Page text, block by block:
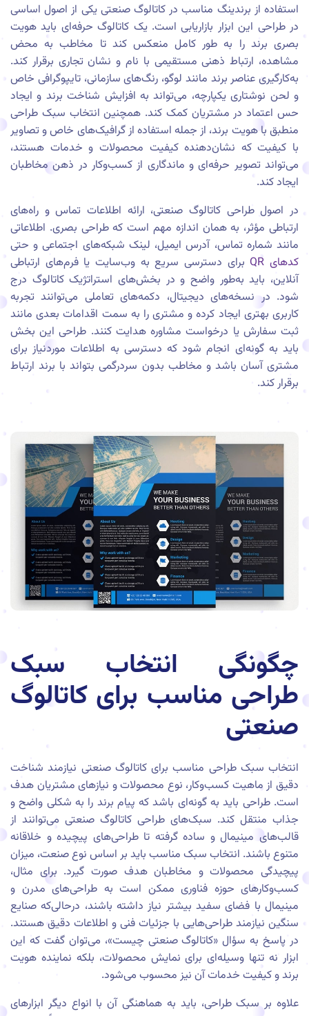
استفاده از برندینگ مناسب در کاتالوگ صنعتی یکی از اصول اساسی
در طراحی این ابزار بازاریابی است. یک کاتالوگ حرفه‌ای باید هویت
بصری برند را به طور کامل منعکس کند تا مخاطب به محض
مشاهده، ارتباط ذهنی مستقیمی با نام و نشان تجاری برقرار کند.
به‌کارگیری عناصر برند مانند لوگو، رنگ‌های سازمانی، تایپوگرافی خاص
و لحن نوشتاری یکپارچه، می‌تواند به افزایش شناخت برند و ایجاد
حس اعتماد در مشتریان کمک کند. همچنین انتخاب سبک طراحی
منطبق با هویت برند، از جمله استفاده از گرافیک‌های خاص و تصاویر
با کیفیت که نشان‌دهنده کیفیت محصولات و خدمات هستند،
می‌تواند تصویر حرفه‌ای و ماندگاری از کسب‌وکار در ذهن مخاطبان
ایجاد کند.
در اصول طراحی کاتالوگ صنعتی، ارائه اطلاعات تماس و راه‌های
ارتباطی مؤثر، به همان اندازه مهم است که طراحی بصری. اطلاعاتی
مانند شماره تماس، آدرس ایمیل، لینک شبکه‌های اجتماعی و حتی
کدهای QR
برای دسترسی سریع به وب‌سایت یا فرم‌های ارتباطی
آنلاین، باید به‌طور واضح و در بخش‌های استراتژیک کاتالوگ درج
شود. در نسخه‌های دیجیتال، دکمه‌های تعاملی می‌توانند تجربه
کاربری بهتری ایجاد کرده و مشتری را به سمت اقدامات بعدی مانند
ثبت سفارش یا درخواست مشاوره هدایت کنند. طراحی این بخش
باید به گونه‌ای انجام شود که دسترسی به اطلاعات موردنیاز برای
مشتری آسان باشد و مخاطب بدون سردرگمی بتواند با برند ارتباط
برقرار کند.
چگونگی انتخاب سبک
طراحی مناسب برای کاتالوگ
صنعتی
انتخاب سبک طراحی مناسب برای کاتالوگ صنعتی نیازمند شناخت
دقیق از ماهیت کسب‌وکار، نوع محصولات و نیازهای مشتریان هدف
است. طراحی باید به گونه‌ای باشد که پیام برند را به شکلی واضح و
جذاب منتقل کند. سبک‌های طراحی کاتالوگ صنعتی می‌توانند از
قالب‌های مینیمال و ساده گرفته تا طراحی‌های پیچیده و خلاقانه
متنوع باشند. انتخاب سبک مناسب باید بر اساس نوع صنعت، میزان
پیچیدگی محصولات و مخاطبان هدف صورت گیرد. برای مثال،
کسب‌وکارهای حوزه فناوری ممکن است به طراحی‌های مدرن و
مینیمال با فضای سفید بیشتر نیاز داشته باشند، درحالی‌که صنایع
سنگین نیازمند طراحی‌هایی با جزئیات فنی و اطلاعات دقیق هستند.
در پاسخ به سؤال «کاتالوگ صنعتی چیست»، می‌توان گفت که این
ابزار نه تنها وسیله‌ای برای نمایش محصولات، بلکه نماینده هویت
برند و کیفیت خدمات آن نیز محسوب می‌شود.
علاوه بر سبک طراحی، باید به هماهنگی آن با انواع دیگر ابزارهای